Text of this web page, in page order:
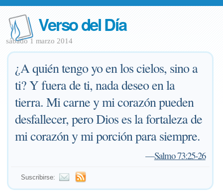
Verso del Día
sábado 1 marzo 2014
¿A quién tengo yo en los cielos, sino a
ti? Y fuera de ti, nada deseo en la
tierra. Mi carne y mi corazón pueden
desfallecer, pero Dios es la fortaleza de
mi corazón y mi porción para siempre.
—Salmo 73:25-26
Suscribirse: